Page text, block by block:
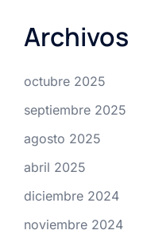
Archivos
octubre 2025
septiembre 2025
agosto 2025
abril 2025
diciembre 2024
noviembre 2024